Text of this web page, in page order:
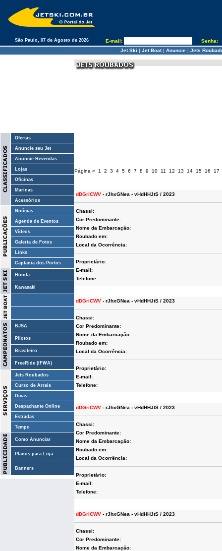
São Paulo, 07 de Agosto de 2026 E-mail:
Senha:
Jet Ski | Jet Boat| Anuncie| Jets
Ofertas
Anuncie seu Jet
Anuncie Revendas
Lojas
Oficinas
Marinas
Acessórios
Notícias
Agenda de Eventos
Vídeos
Galeria de Fotos
Links
Captania dos Portos
Honda
Kawasaki
BJSA
Pilotos
Brasileiro
FreeRide (IFWA)
Jets Roubados
Curso de Arrais
Dicas
Despachante Online
Estradas
Tempo
Como Anunciar
Planos para Loja
Banners
Página « 1 2 3 4 5 6 7 8 9 10 11 12 13 14 15 16 17
dDGriCWV - rJhxGNea - vHdHHJtS / 2023
Chassi:
Cor Predominante:
Nome da Embarcação:
Roubado em:
Local da Ocorrência:
Proprietário:
E-mail:
Telefone:
dDGriCWV - rJhxGNea - vHdHHJtS / 2023
Chassi:
Cor Predominante:
Nome da Embarcação:
Roubado em:
Local da Ocorrência:
Proprietário:
E-mail:
Telefone:
dDGriCWV - rJhxGNea - vHdHHJtS / 2023
Chassi:
Cor Predominante:
Nome da Embarcação:
Roubado em:
Local da Ocorrência:
Proprietário:
E-mail:
Telefone:
dDGriCWV - rJhxGNea - vHdHHJtS / 2023
Chassi:
Cor Predominante:
Nome da Embarcação: